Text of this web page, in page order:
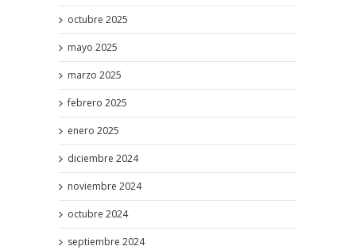
octubre 2025
mayo 2025
marzo 2025
febrero 2025
enero 2025
diciembre 2024
noviembre 2024
octubre 2024
septiembre 2024